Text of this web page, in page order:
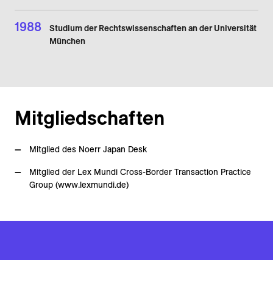
1988
Studium der Rechtswissenschaften an der Universität
München
Mitgliedschaften
Mitglied des Noerr Japan Desk
Mitglied der Lex Mundi Cross-Border Transaction Practice
Group (www.lexmundi.de)